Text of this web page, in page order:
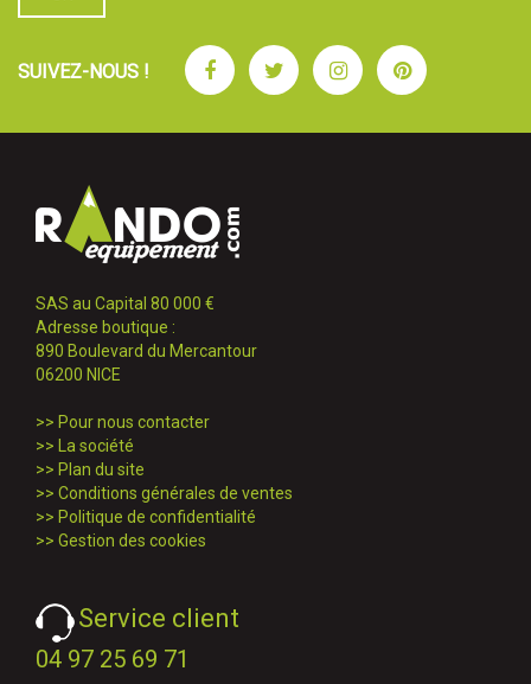
SUIVEZ-NOUS ! FacebookTwitterInstagramPinterest
SAS au Capital 80 000 €
Adresse boutique :
890 Boulevard du Mercantour
06200 NICE
>> Pour nous contacter
>> La société
>> Plan du site
>> Conditions générales de ventes
>> Politique de confidentialité
>> Gestion des cookies
Service client
04 97 25 69 71